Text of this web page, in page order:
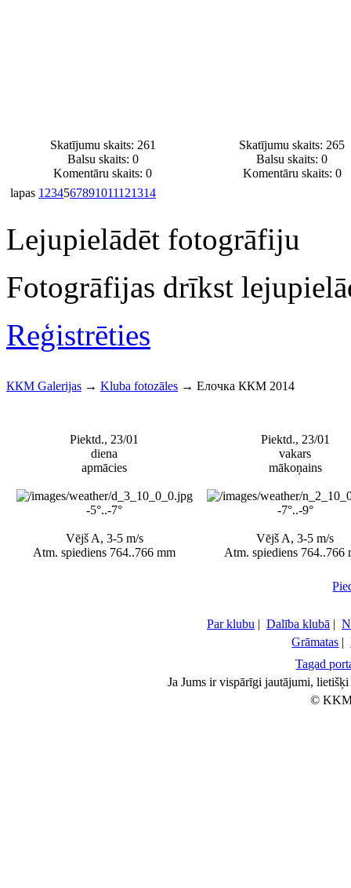
Skatījumu skaits: 261
Balsu skaits: 0
Komentāru skaits: 0
Skatījumu skaits: 265
Balsu skaits:0
Komentāru skaits: 0
lapas 1 234567891011121314
Lejupielādēt fotogrāfiju
Fotogrāfijas drīkst
Reģistrēties
ККМ Galerijas → Kluba fotozāles → Елочка ККМ 2014
Piektd., 23/01
diena
apmācies
-5°..-7°
Vējš A, 3-5 m/s
Atm. spiediens 764..766 mm
Piektd., 23/01
vakars
mākoņains
-7°..-9°
Vējš A, 3-5 m/s
Atm. spiediens 764..766
Par klubu | Dalība klubā |
Grāmatas |
Tagad
Ja Jums ir vispārīgi jautājumi,
©